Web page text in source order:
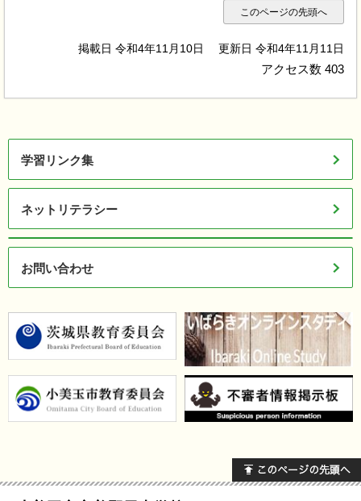
このページの先頭へ
掲載日 令和4年11月10日 更新日 令和4年11月11日
アクセス数 403
学習リンク集
ネットリテラシー
お問い合わせ